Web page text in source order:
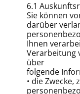
6.1
Sie können
darüber
Ihnen
Verarbeitung
über
folgende
• die Zwecke,